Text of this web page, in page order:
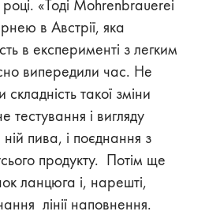
«Тоді Mohrenbrauerei
в Австрії, яка
в експерименті з легким
випередили час. Не
такої зміни
тестування і вигляду
пива, і поєднання з
продукту. Потім ще
ланцюга і, нарешті,
лінії наповнення.